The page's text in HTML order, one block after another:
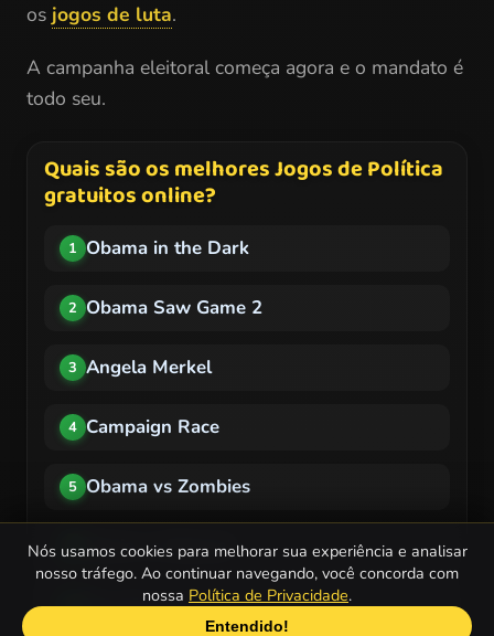
os jogos de luta.
A campanha eleitoral começa agora e o mandato é
todo seu.
Quais são os melhores Jogos de Política
gratuitos online?
1 Obama in the Dark
2 Obama Saw Game 2
3 Angela Merkel
4 Campaign Race
5 Obama vs Zombies
6 Mario vs Obama!
7 The Brawl 8
Nós usamos cookies para melhorar sua experiência e analisar
nosso tráfego. Ao continuar navegando, você concorda com
nossa Política de Privacidade.
Entendido!